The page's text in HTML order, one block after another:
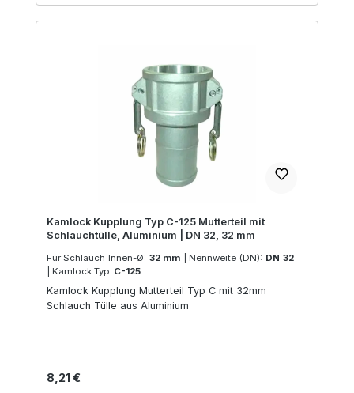
Kamlock Kupplung Typ C-125 Mutterteil mit
Schlauchtülle, Aluminium | DN 32, 32 mm
Für Schlauch Innen-Ø: 32 mm Nennweite (DN): DN 32
Kamlock Typ: C-125
Kamlock Kupplung Mutterteil Typ C mit 32mm
Schlauch Tülle aus Aluminium
Regulärer Preis:
8,21 €